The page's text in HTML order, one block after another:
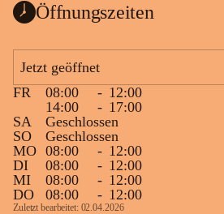
Öffnungszeiten
Jetzt geöffnet
FR
08:00 - 12:00
14:00
- 17:00
SA
Geschlossen
SO
Geschlossen
MO 08:00 - 12:00
DI
08:00 - 12:00
MI
08:00 - 12:00
DO
08:00 - 12:00
Zuletzt bearbeitet: 02.04.2026